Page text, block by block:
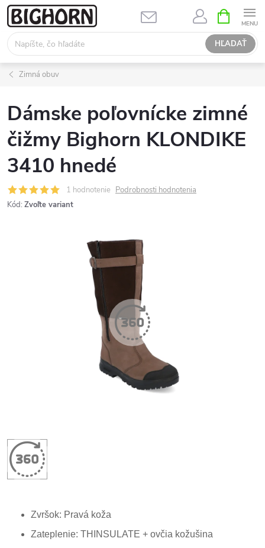
Prejsť
na
obsah
HĽADAŤ
KOŠÍK
Zimná obuv
Dámske poľovnícke zimné
čižmy Bighorn KLONDIKE
3410 hnedé
1 hodnotenie Podrobnosti hodnotenia
Kód: Zvoľte variant
Zvršok: Pravá koža
Zateplenie: THINSULATE + ovčia kožušina